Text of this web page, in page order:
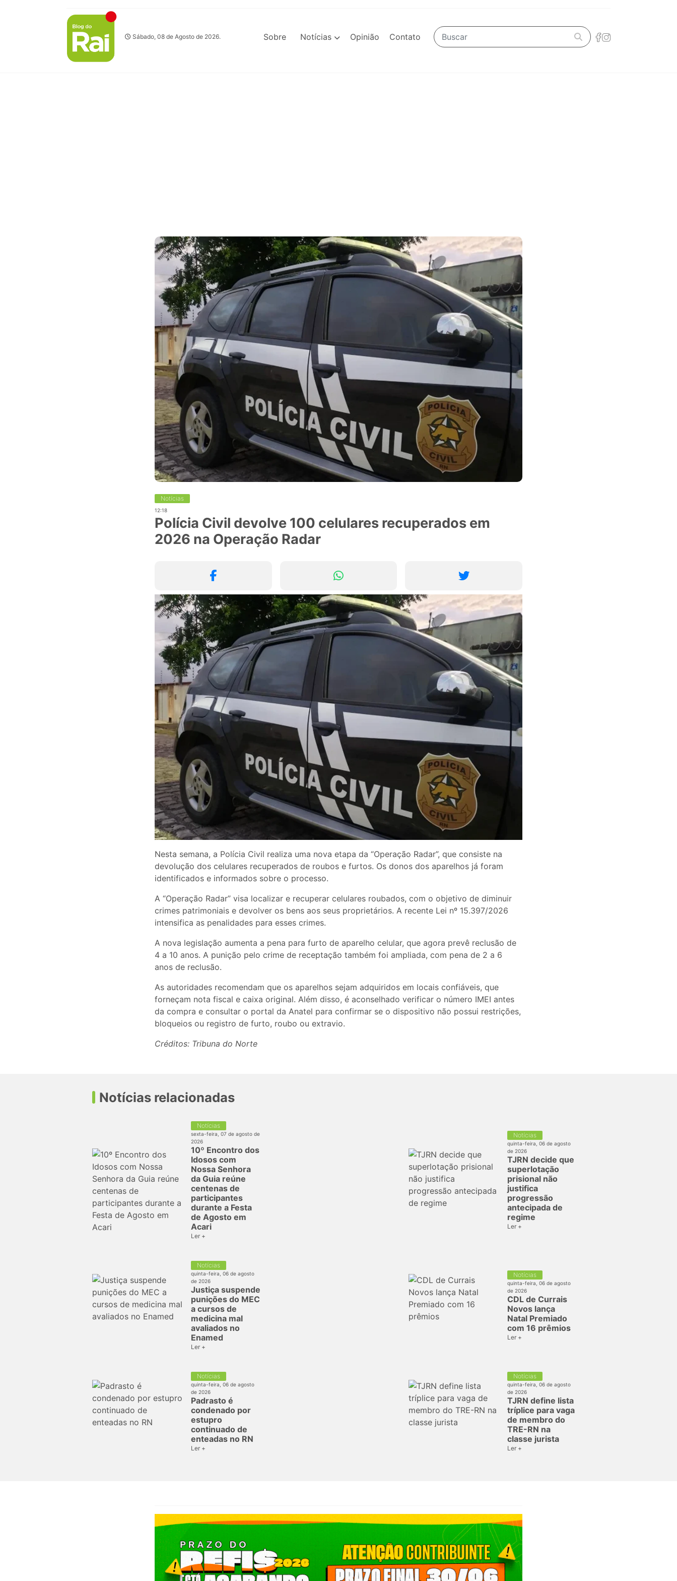
Sábado, 08 de Agosto de 2026. Sobre Notícias Opinião Contato
Notícias
12:18
Polícia Civil devolve 100 celulares recuperados em
2026 na Operação Radar
Nesta semana, a Polícia Civil realiza uma nova etapa da “Operação Radar”, que consiste na
devolução dos celulares recuperados de roubos e furtos. Os donos dos aparelhos já foram
identificados e informados sobre o processo.
A “Operação Radar” visa localizar e recuperar celulares roubados, com o objetivo de diminuir
crimes patrimoniais e devolver os bens aos seus proprietários. A recente Lei nº 15.397/2026
intensifica as penalidades para esses crimes.
A nova legislação aumenta a pena para furto de aparelho celular, que agora prevê reclusão de
4 a 10 anos. A punição pelo crime de receptação também foi ampliada, com pena de 2 a 6
anos de reclusão.
As autoridades recomendam que os aparelhos sejam adquiridos em locais confiáveis, que
forneçam nota fiscal e caixa original. Além disso, é aconselhado verificar o número IMEI antes
da compra e consultar o portal da Anatel para confirmar se o dispositivo não possui restrições,
bloqueios ou registro de furto, roubo ou extravio.
Créditos: Tribuna do Norte
Notícias relacionadas
Notícias
sexta-feira, 07 de agosto de
2026
10º Encontro dos
Idosos com
Nossa Senhora
da Guia reúne
centenas de
participantes
durante a Festa
de Agosto em
Acari
Ler +
Notícias
quinta-feira, 06 de agosto
de 2026
TJRN decide que
superlotação
prisional não
justifica
progressão
antecipada de
regime
Ler +
Notícias
quinta-feira, 06 de agosto
de 2026
Justiça suspende
punições do MEC
a cursos de
medicina mal
avaliados no
Enamed
Ler +
Notícias
quinta-feira, 06 de agosto
de 2026
CDL de Currais
Novos lança
Natal Premiado
com 16 prêmios
Ler +
Notícias
quinta-feira, 06 de agosto
de 2026
Padrasto é
condenado por
estupro
continuado de
enteadas no RN
Ler +
Notícias
quinta-feira, 06 de agosto
de 2026
TJRN define lista
tríplice para vaga
de membro do
TRE-RN na
classe jurista
Ler +